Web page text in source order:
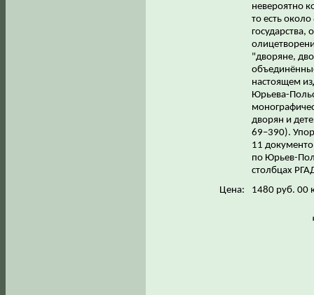
невероятно
то есть
"дворяне,
настоящем
Юрьева-
дворян и
69–390).
11
по Юрьев-
столбцах
Цена:
1480 руб. 00